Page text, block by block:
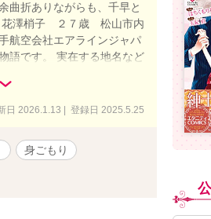
折ありながらも、千早と
花澤梢子 ２７歳 松山市内
空会社エアラインジャパ
語です。 実在する地名など
。 架空の航空会社につき、
ておりません。 連載開始
で毎日６時、１２時、２
遠慮ください。
日 2026.1.13 | 登録日 2025.5.25
身ごもり